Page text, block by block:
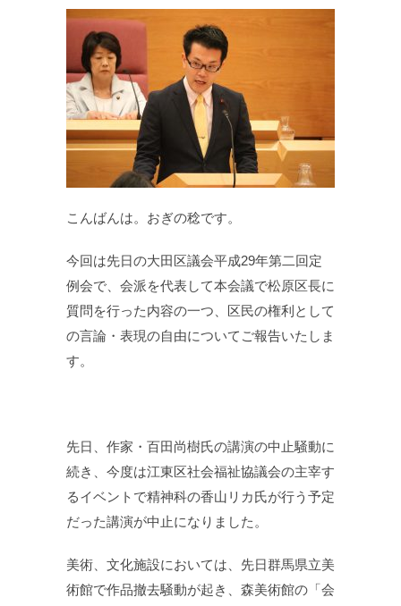
こんばんは。おぎの稔です。
今回は先日の大田区議会平成29年第二回定
例会で、会派を代表して本会議で松原区長に
質問を行った内容の一つ、区民の権利として
の言論・表現の自由についてご報告いたしま
す。
先日、作家・百田尚樹氏の講演の中止騒動に
続き、今度は江東区社会福祉協議会の主宰す
るイベントで精神科の香山リカ氏が行う予定
だった講演が中止になりました。
美術、文化施設においては、先日群馬県立美
術館で作品撤去騒動が起き、森美術館の「会